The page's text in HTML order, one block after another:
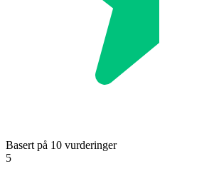
Basert på 10 vurderinger
5